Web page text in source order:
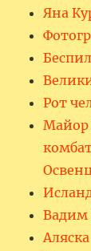
Яна
Рот
Майор
Вадим